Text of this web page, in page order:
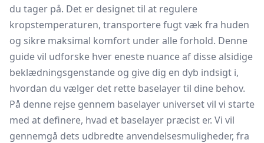
du tager på. Det er designet til at regulere
kropstemperaturen, transportere fugt væk fra huden
og sikre maksimal komfort under alle forhold. Denne
guide vil udforske hver eneste nuance af disse alsidige
beklædningsgenstande og give dig en dyb indsigt i,
hvordan du vælger det rette baselayer til dine behov.
På denne rejse gennem baselayer universet vil vi starte
med at definere, hvad et baselayer præcist er. Vi vil
gennemgå dets udbredte anvendelsesmuligheder, fra